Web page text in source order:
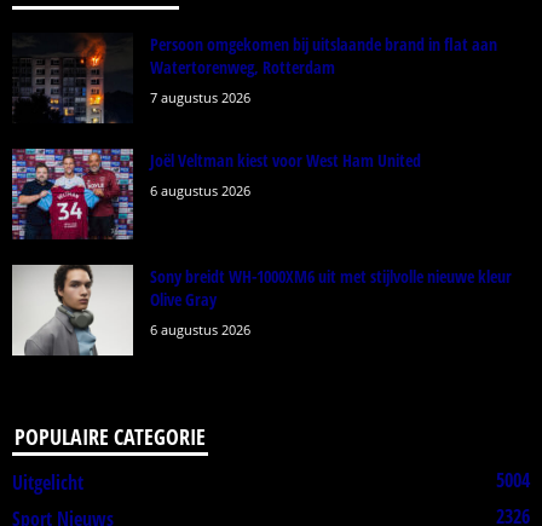
Persoon omgekomen bij uitslaande brand in flat aan
Watertorenweg, Rotterdam
7 augustus 2026
Joël Veltman kiest voor West Ham United
6 augustus 2026
Sony breidt WH-1000XM6 uit met stijlvolle nieuwe kleur
Olive Gray
6 augustus 2026
POPULAIRE CATEGORIE
Uitgelicht
5004
Sport Nieuws
2326